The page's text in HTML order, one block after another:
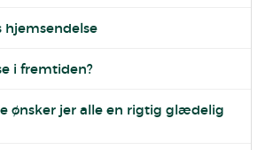
hjemsendelse
i fremtiden?
ønsker jer alle en rigtig glædelig